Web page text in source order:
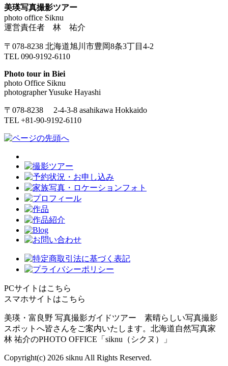
美瑛写真撮影ツアー
photo office Siknu
運営責任者 林 祐介
〒078-8238 北海道旭川市豊岡8条3丁目4-2
TEL 090-9192-6110
Photo tour in Biei
photo Office Siknu
photographer Yusuke Hayashi
〒078-8238 2-4-3-8 asahikawa Hokkaido
TEL +81-90-9192-6110
PCサイトはこちら
スマホサイトはこちら
美瑛・富良野 写真撮影ガイドツアー 素晴らしい写真撮影
スポットへ皆さんをご案内いたします。北海道自然写真家
林 祐介のPHOTO OFFICE「siknu（シクヌ）」
Copyright(c) 2026 siknu All Rights Reserved.